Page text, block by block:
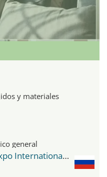
y materiales
general
Crocus Expo - IEC Crocus Expo International Exhibition Centre